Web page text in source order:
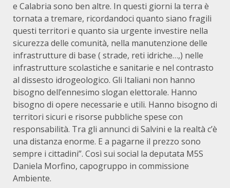
e Calabria sono ben altre. In questi giorni la terra è
tornata a tremare, ricordandoci quanto siano fragili
questi territori e quanto sia urgente investire nella
sicurezza delle comunità, nella manutenzione delle
infrastrutture di base ( strade, reti idriche…,) nelle
infrastrutture scolastiche e sanitarie e nel contrasto
al dissesto idrogeologico. Gli Italiani non hanno
bisogno dell’ennesimo slogan elettorale. Hanno
bisogno di opere necessarie e utili. Hanno bisogno di
territori sicuri e risorse pubbliche spese con
responsabilità. Tra gli annunci di Salvini e la realtà c’è
una distanza enorme. E a pagarne il prezzo sono
sempre i cittadini”. Così sui social la deputata M5S
Daniela Morfino, capogruppo in commissione
Ambiente.